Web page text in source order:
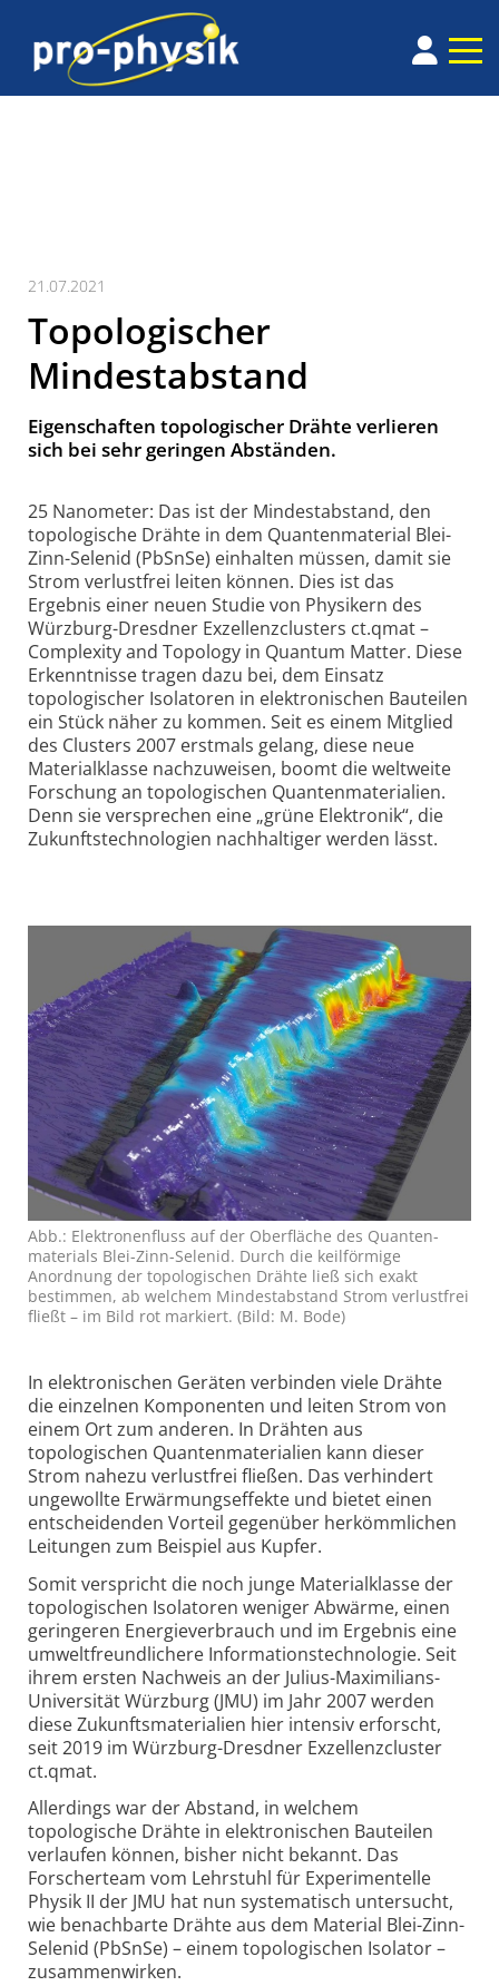
21.07.2021
Topologischer
Mindestabstand
Eigenschaften topologischer Drähte verlieren
sich bei sehr geringen Abständen.
25 Nanometer: Das ist der Mindestabstand, den
topologische Drähte in dem Quanten­material Blei-
Zinn-Selenid (PbSnSe) einhalten müssen, damit sie
Strom verlustfrei leiten können. Dies ist das
Ergebnis einer neuen Studie von Physikern des
Würzburg-Dresdner Exzellenzclusters ct.qmat –
Complexity and Topology in Quantum Matter. Diese
Erkenntnisse tragen dazu bei, dem Einsatz
topologischer Isolatoren in elektronischen Bauteilen
ein Stück näher zu kommen. Seit es einem Mitglied
des Clusters 2007 erstmals gelang, diese neue
Materialklasse nachzuweisen, boomt die weltweite
Forschung an topologischen Quantenmaterialien.
Denn sie versprechen eine „grüne Elektronik“, die
Zukunfts­technologien nachhaltiger werden lässt.
Abb.: Elektronenfluss auf der Oberfläche des Quanten­
materials Blei-Zinn-Selenid. Durch die keilförmige
Anordnung der topologischen Drähte ließ sich exakt
bestimmen, ab welchem Mindest­abstand Strom verlustfrei
fließt – im Bild rot markiert. (Bild: M. Bode)
In elektronischen Geräten verbinden viele Drähte
die einzelnen Komponenten und leiten Strom von
einem Ort zum anderen. In Drähten aus
topologischen Quanten­materialien kann dieser
Strom nahezu verlustfrei fließen. Das verhindert
ungewollte Erwärmungs­effekte und bietet einen
entscheidenden Vorteil gegenüber herkömmlichen
Leitungen zum Beispiel aus Kupfer.
Somit verspricht die noch junge Materialklasse der
topologischen Isolatoren weniger Abwärme, einen
geringeren Energieverbrauch und im Ergebnis eine
umwelt­freundlichere Informations­technologie. Seit
ihrem ersten Nachweis an der Julius-Maximilians-
Universität Würzburg (JMU) im Jahr 2007 werden
diese Zukunftsmaterialien hier intensiv erforscht,
seit 2019 im Würzburg-Dresdner Exzellenzcluster
ct.qmat.
Allerdings war der Abstand, in welchem
topologische Drähte in elektronischen Bauteilen
verlaufen können, bisher nicht bekannt. Das
Forscherteam vom Lehrstuhl für Experimentelle
Physik II der JMU hat nun systematisch untersucht,
wie benachbarte Drähte aus dem Material Blei-Zinn-
Selenid (PbSnSe) – einem topologischen Isolator –
zusammenwirken.